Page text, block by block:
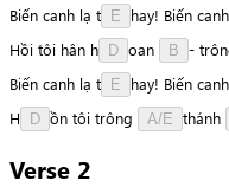
Biến canh lạ t E hay! Biến canh
Hồi tôi hân h D oan B -
Biến canh lạ t E hay! Biến canh
H
D ồn tôi trông A/E thánh
Verse 2